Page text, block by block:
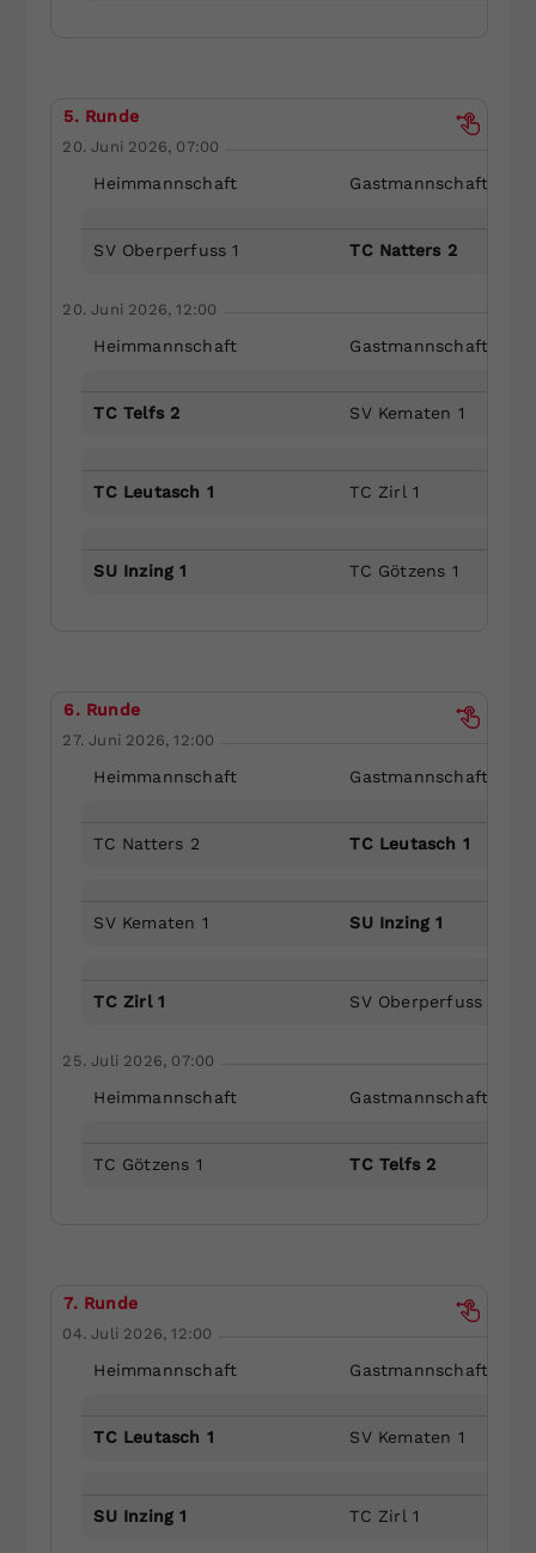
5. Runde
20. Juni 2026, 07:00
Heimmannschaft Gastmannschaft
SV Oberperfuss 1 TC Natters 2
20. Juni 2026, 12:00
Heimmannschaft Gastmannschaft
TC Telfs 2 SV Kematen 1
TC Leutasch 1 TC Zirl 1
SU Inzing 1 TC Götzens 1
6. Runde
27. Juni 2026, 12:00
Heimmannschaft Gastmannschaft
TC Natters 2 TC Leutasch 1
SV Kematen 1 SU Inzing 1
TC Zirl 1 SV Oberperfuss 1
25. Juli 2026, 07:00
Heimmannschaft Gastmannschaft
TC Götzens 1 TC Telfs 2
7. Runde
04. Juli 2026, 12:00
Heimmannschaft Gastmannschaft
TC Leutasch 1 SV Kematen 1
SU Inzing 1 TC Zirl 1